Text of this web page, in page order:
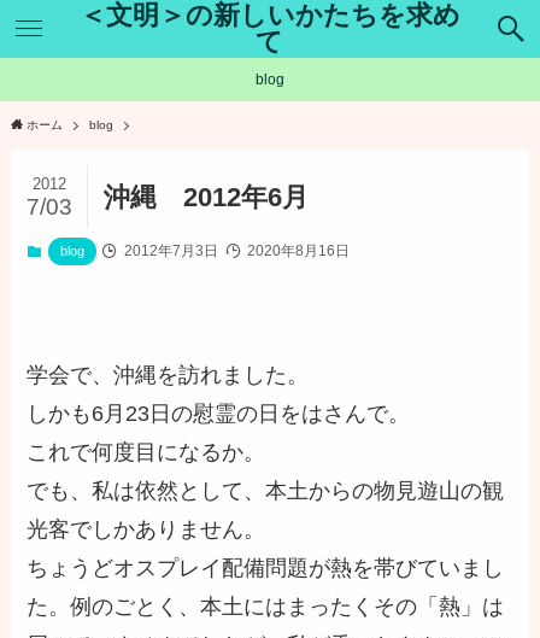
＜文明＞の新しいかたちを求め
て
blog
ホーム blog
沖縄 2012年6月
2012
7/03
blog 2012年7月3日 2020年8月16日
学会で、沖縄を訪れました。
しかも6月23日の慰霊の日をはさんで。
これで何度目になるか。
でも、私は依然として、本土からの物見遊山の観
光客でしかありません。
ちょうどオスプレイ配備問題が熱を帯びていまし
た。例のごとく、本土にはまったくその「熱」は